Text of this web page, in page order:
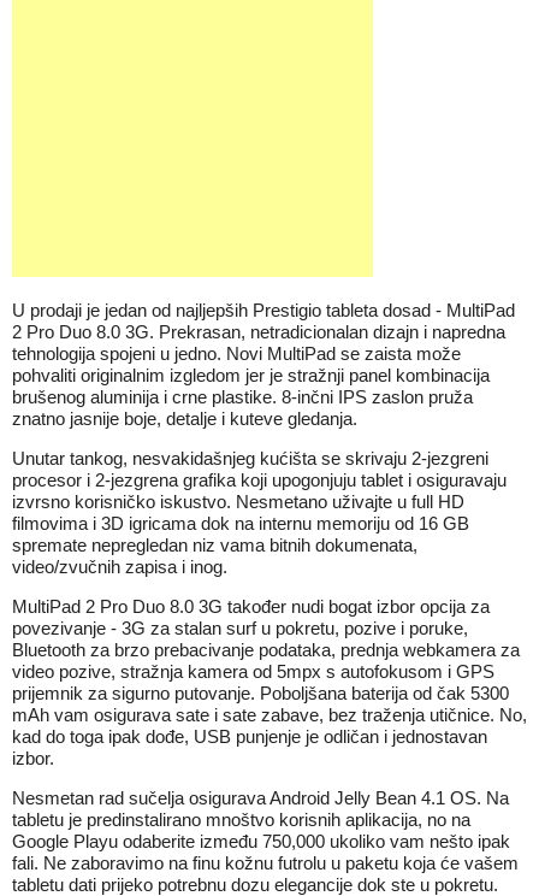
U prodaji je jedan od najljepših Prestigio tableta dosad - MultiPad
2 Pro Duo 8.0 3G. Prekrasan, netradicionalan dizajn i napredna
tehnologija spojeni u jedno. Novi MultiPad se zaista može
pohvaliti originalnim izgledom jer je stražnji panel kombinacija
brušenog aluminija i crne plastike. 8-inčni IPS zaslon pruža
znatno jasnije boje, detalje i kuteve gledanja.
Unutar tankog, nesvakidašnjeg kućišta se skrivaju 2-jezgreni
procesor i 2-jezgrena grafika koji upogonjuju tablet i osiguravaju
izvrsno korisničko iskustvo. Nesmetano uživajte u full HD
filmovima i 3D igricama dok na internu memoriju od 16 GB
spremate nepregledan niz vama bitnih dokumenata,
video/zvučnih zapisa i inog.
MultiPad 2 Pro Duo 8.0 3G također nudi bogat izbor opcija za
povezivanje - 3G za stalan surf u pokretu, pozive i poruke,
Bluetooth za brzo prebacivanje podataka, prednja webkamera za
video pozive, stražnja kamera od 5mpx s autofokusom i GPS
prijemnik za sigurno putovanje. Poboljšana baterija od čak 5300
mAh vam osigurava sate i sate zabave, bez traženja utičnice. No,
kad do toga ipak dođe, USB punjenje je odličan i jednostavan
izbor.
Nesmetan rad sučelja osigurava Android Jelly Bean 4.1 OS. Na
tabletu je predinstalirano mnoštvo korisnih aplikacija, no na
Google Playu odaberite između 750,000 ukoliko vam nešto ipak
fali. Ne zaboravimo na finu kožnu futrolu u paketu koja će vašem
tabletu dati prijeko potrebnu dozu elegancije dok ste u pokretu.